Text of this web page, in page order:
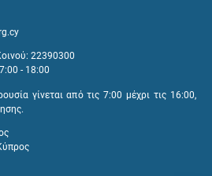
22390300
- 18:00
γίνεται από τις 7:00 μέχρι τις 16:00,